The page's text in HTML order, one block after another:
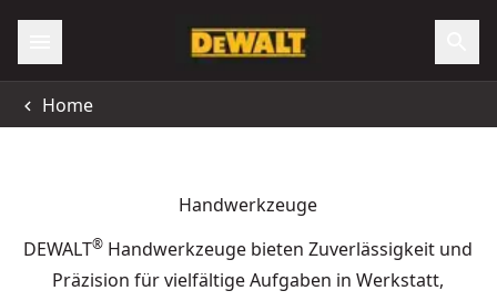
Home
Handwerkzeuge
DEWALT® Handwerkzeuge bieten Zuverlässigkeit und
Präzision für vielfältige Aufgaben in Werkstatt,